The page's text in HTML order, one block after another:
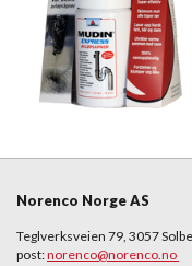
Norenco Norge AS
Teglverksveien 79, 3057
post:norenco@norenco.no